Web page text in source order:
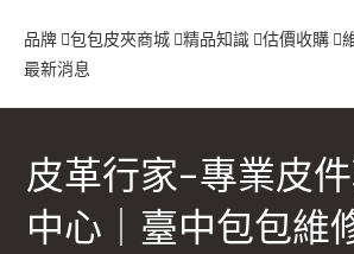
品牌 包包皮夾商城 精品知識 估價收購
最新消息
皮革行家–專業皮
中心｜臺中包包維